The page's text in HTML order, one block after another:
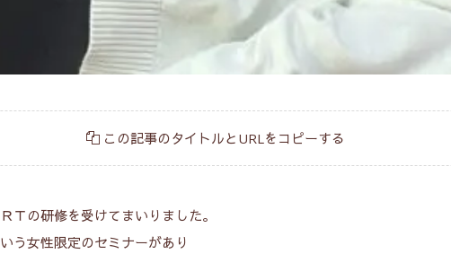
この記事のタイトルとURLをコピーする
Ｔの研修を受けてまいりました。
う女性限定のセミナーがあり